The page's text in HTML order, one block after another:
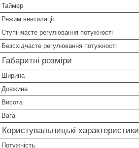
Таймер
Режим вентиляції
Ступінчасте регулювання потужності
Безсхідчасте регулювання потужності
Габаритні розміри
Ширина
Довжина
Висота
Вага
Користувальницькі характеристики
Потужність